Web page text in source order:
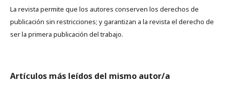
La revista permite que los autores conserven los derechos de
publicación sin restricciones; y garantizan a la revista el derecho de
ser la primera publicación del trabajo.
Artículos más leídos del mismo autor/a